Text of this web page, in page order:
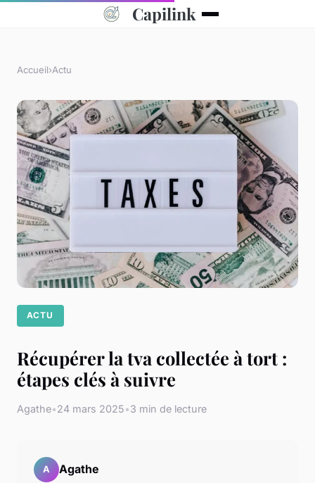
Capilink
Accueil›Actu
ACTU
Récupérer la tva collectée à tort :
étapes clés à suivre
Agathe•24 mars 2025•3 min de lecture
A Agathe